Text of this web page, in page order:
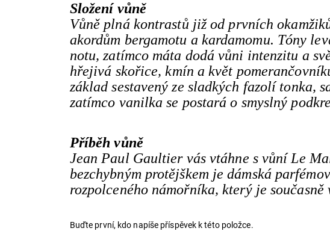
Složení vůně
Vůně plná kontrastů již od prvních
akordům bergamotu a kardamomu. Tóny
notu, zatímco máta dodá vůni intenzitu a
hřejivá skořice, kmín a květ
základ sestavený ze sladkých fazolí tonka,
zatímco vanilka se postará o smyslný
Příběh vůně
Jean Paul Gaultier vás vtáhne s vůní Le
bezchybným protějškem je dámská
rozpolceného námořníka, který je
Buďte první, kdo napíše příspěvek k této položce.